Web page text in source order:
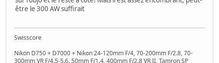
être le 300 AW suffirait
Swisscore
Nikon D750 + D7000 + Nikon 24-120mm F/4, 70-200mm F/2.8, 70-
300mm VR F/4.5-5.6, 50mm F/1.4, 400mm F/2.8 VR II, Tamron SP